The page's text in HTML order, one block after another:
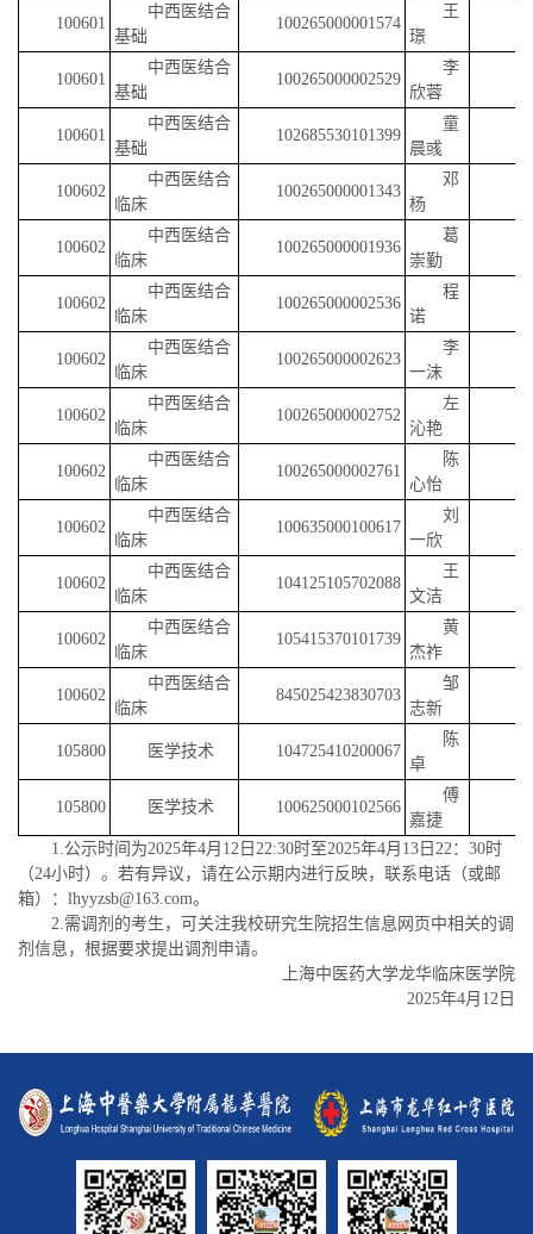
100601
中西医结合
基础
100265000001574
王
璟
100601
中西医结合
基础
100265000002529
李
欣蓉
100601
中西医结合
基础
102685530101399
童
晨彧
100602
中西医结合
临床
100265000001343
邓
杨
100602
中西医结合
临床
100265000001936
葛
崇勤
100602
中西医结合
临床
100265000002536
程
诺
100602
中西医结合
临床
100265000002623
李
一沫
100602
中西医结合
临床
100265000002752
左
沁艳
100602
中西医结合
临床
100265000002761
陈
心怡
100602
中西医结合
临床
100635000100617
刘
一欣
100602
中西医结合
临床
104125105702088
王
文洁
100602
中西医结合
临床
105415370101739
黄
杰祚
100602
中西医结合
临床
845025423830703
邹
志新
105800 医学技术 104725410200067
陈
卓
105800 医学技术 100625000102566
傅
嘉捷
1.公示时间为2025年4月12日22:30时至2025年4月13日22：30时
（24小时）。若有异议，请在公示期内进行反映，联系电话（或邮
箱）：lhyyzsb@163.com。
2.需调剂的考生，可关注我校研究生院招生信息网页中相关的调
剂信息，根据要求提出调剂申请。
上海中医药大学龙华临床医学院
2025年4月12日